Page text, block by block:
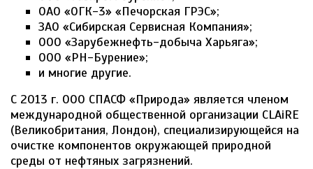
ОАО «ОГК-3» «Печорская ГРЭС»;
ЗАО «Сибирская Сервисная Компания»;
ООО «Зарубежнефть-добыча Харьяга»;
ООО «РН-Бурение»;
и многие другие.
С 2013 г. ООО СПАСФ «Природа» является членом
международной общественной организации CLAiRE
(Великобритания, Лондон), специализирующейся на
очистке компонентов окружающей природной
среды от нефтяных загрязнений.